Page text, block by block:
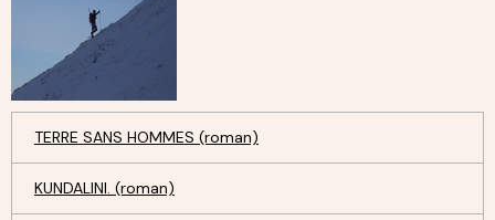
TERRE SANS HOMMES (roman)
KUNDALINI. (roman)